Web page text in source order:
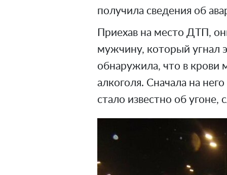
получила сведения об
Приехав на место ДТП,
мужчину, который угнал
обнаружила, что в
алкоголя. Сначала на
стало известно об угоне,